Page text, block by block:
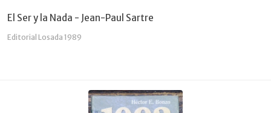
El Ser y la Nada - Jean-Paul Sartre
Editorial Losada 1989